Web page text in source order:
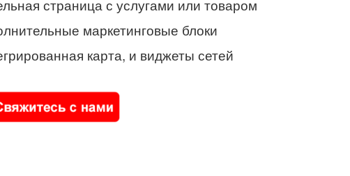
страница с услугами или товаром
маркетинговые блоки
карта, и виджеты сетей